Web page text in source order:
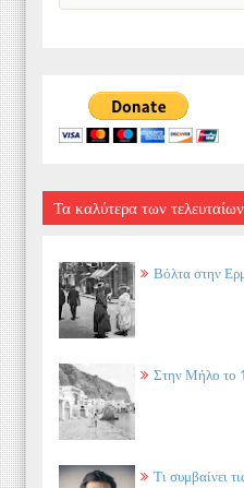
Τα καλύτερα των
Βόλτα στην
Στην Μήλο το
Τι συμβαίνει